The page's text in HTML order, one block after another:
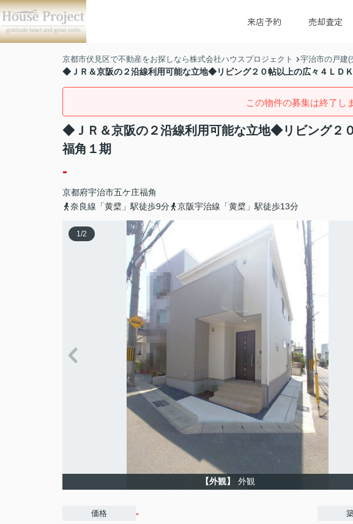
来店予約 売却査定
京都市伏見区で不動産をお探しなら株式会社ハウスプロジェクト 宇治市の戸建(
◆ＪＲ＆京阪の２沿線利用可能な立地◆リビング２０帖以上の広々４ＬＤ
この物件の募集は終了し
◆ＪＲ＆京阪の２沿線利用可能な立地◆リビング２
福角１期
-
京都府宇治市五ケ庄福角
奈良線「黄檗」駅徒歩9分
京阪宇治線「黄檗」駅徒歩13分
1/2
【外観】 外観
価格 -